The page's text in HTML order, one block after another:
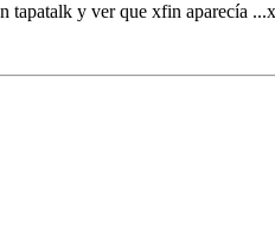
tapatalk y ver que xfin aparecía